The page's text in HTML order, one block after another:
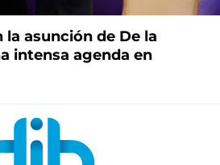
la asunción de De la
intensa agenda en